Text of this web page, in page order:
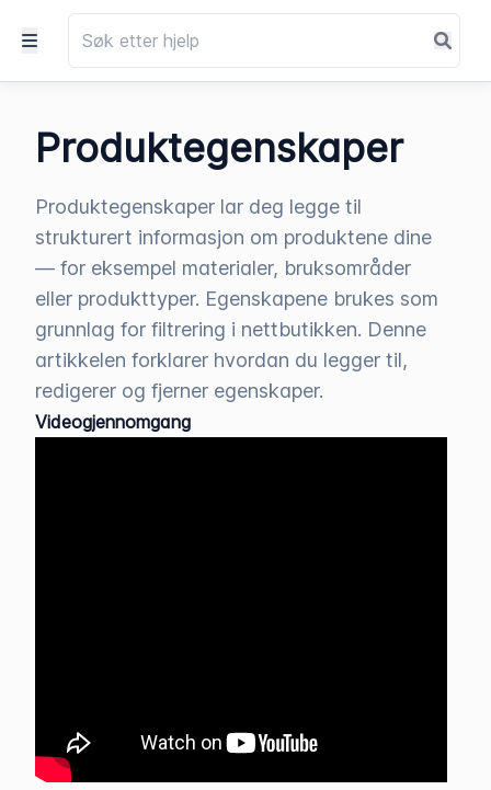
Produktegenskaper
Produktegenskaper lar deg legge til
strukturert informasjon om produktene dine
— for eksempel materialer, bruksområder
eller produkttyper. Egenskapene brukes som
grunnlag for filtrering i nettbutikken. Denne
artikkelen forklarer hvordan du legger til,
redigerer og fjerner egenskaper.
Videogjennomgang